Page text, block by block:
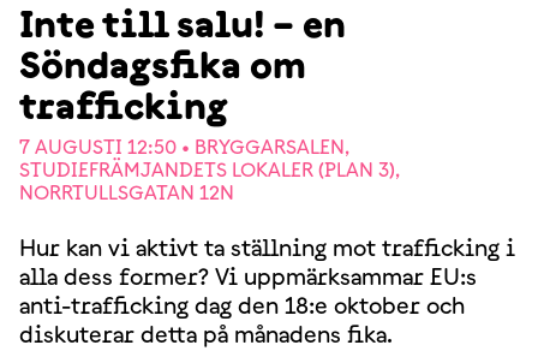
Inte till salu! – en
Söndagsfika om
trafficking
7 AUGUSTI 12:50 • BRYGGARSALEN,
STUDIEFRÄMJANDETS LOKALER (PLAN 3),
NORRTULLSGATAN 12N
Hur kan vi aktivt ta ställning mot trafficking i
alla dess former? Vi uppmärksammar EU:s
anti-trafficking dag den 18:e oktober och
diskuterar detta på månadens fika.